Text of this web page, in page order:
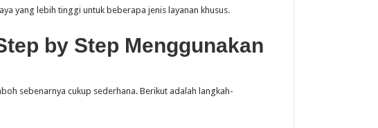
yang lebih tinggi untuk beberapa jenis layanan khusus.
by Step Menggunakan
sebenarnya cukup sederhana. Berikut adalah langkah-